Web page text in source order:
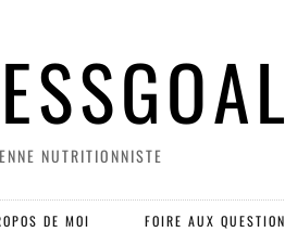
NUTRITIONNISTE
DE MOI FOIRE AUX